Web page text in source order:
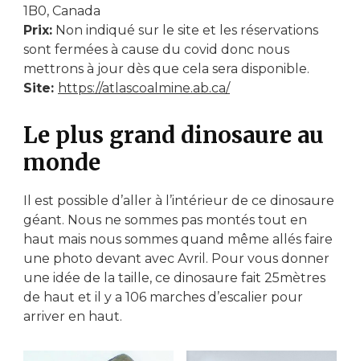
1B0, Canada
Prix: Non indiqué sur le site et les réservations
sont fermées à cause du covid donc nous
mettrons à jour dès que cela sera disponible.
Site: https://atlascoalmine.ab.ca/
Le plus grand dinosaure au
monde
Il est possible d’aller à l’intérieur de ce dinosaure
géant. Nous ne sommes pas montés tout en
haut mais nous sommes quand même allés faire
une photo devant avec Avril. Pour vous donner
une idée de la taille, ce dinosaure fait 25mètres
de haut et il y a 106 marches d’escalier pour
arriver en haut.